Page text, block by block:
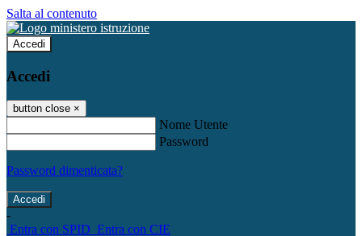
Salta al contenuto
Accedi
Accedi
button close ×
Nome Utente
Password
Password dimenticata?
-
Entra con SPID Entra con CIE